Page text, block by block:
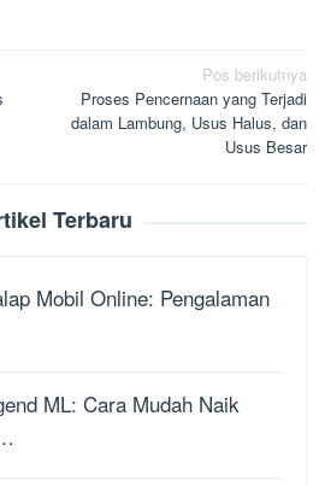
Pos berikutnya
Proses Pencernaan yang Terjadi
dalam Lambung, Usus Halus, dan
Usus Besar
Terbaru
Mobil Online: Pengalaman
ML: Cara Mudah Naik